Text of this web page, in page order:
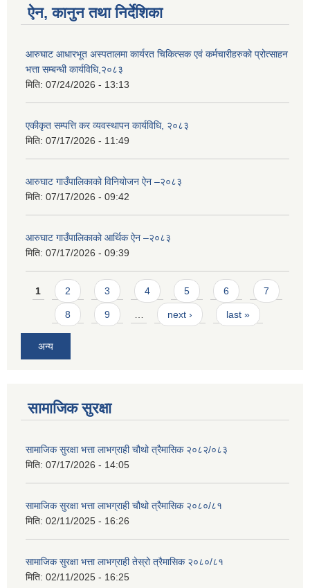
ऐन, कानुन तथा निर्देशिका
आरुघाट आधारभूत अस्पतालमा कार्यरत चिकित्सक एवं कर्मचारीहरुको प्रोत्साहन
भत्ता सम्बन्धी कार्यविधि,२०८३
मिति: 07/24/2026 - 13:13
एकीकृत सम्पत्ति कर व्यवस्थापन कार्यविधि, २०८३
मिति: 07/17/2026 - 11:49
आरुघाट गाउँपालिकाको विनियोजन ऐन –२०८३
मिति: 07/17/2026 - 09:42
आरुघाट गाउँपालिकाको आर्थिक ऐन –२०८३
मिति: 07/17/2026 - 09:39
Pages
1 2 3 4 5 6 7
8 9 next › last »
अन्य
सामाजिक सुरक्षा
सामाजिक सुरक्षा भत्ता लाभग्राही चौथो त्रैमासिक २०८२/०८३
मिति: 07/17/2026 - 14:05
सामाजिक सुरक्षा भत्ता लाभग्राही चौथो त्रैमासिक २०८०/८१
मिति: 02/11/2025 - 16:26
सामाजिक सुरक्षा भत्ता लाभग्राही तेस्रो त्रैमासिक २०८०/८१
मिति: 02/11/2025 - 16:25